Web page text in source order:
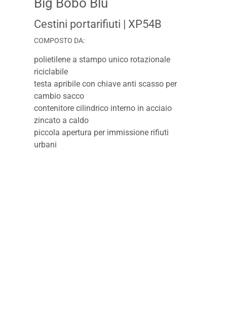
Cestini portarifiuti | XP54B
COMPOSTO DA:
polietilene a stampo unico rotazionale
riciclabile
testa apribile con chiave anti scasso per
cambio sacco
contenitore cilindrico interno in acciaio
zincato a caldo
piccola apertura per immissione rifiuti
urbani